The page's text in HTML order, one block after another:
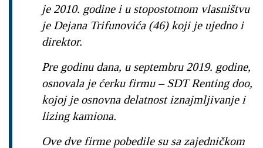
je 2010. godine i u stopostotnom vlasništvu
je Dejana Trifunovića (46) koji je ujedno i
direktor.
Pre godinu dana, u septembru 2019. godine,
osnovala je ćerku firmu – SDT Renting doo,
kojoj je osnovna delatnost iznajmljivanje i
lizing kamiona.
Ove dve firme pobedile su sa zajedničkom